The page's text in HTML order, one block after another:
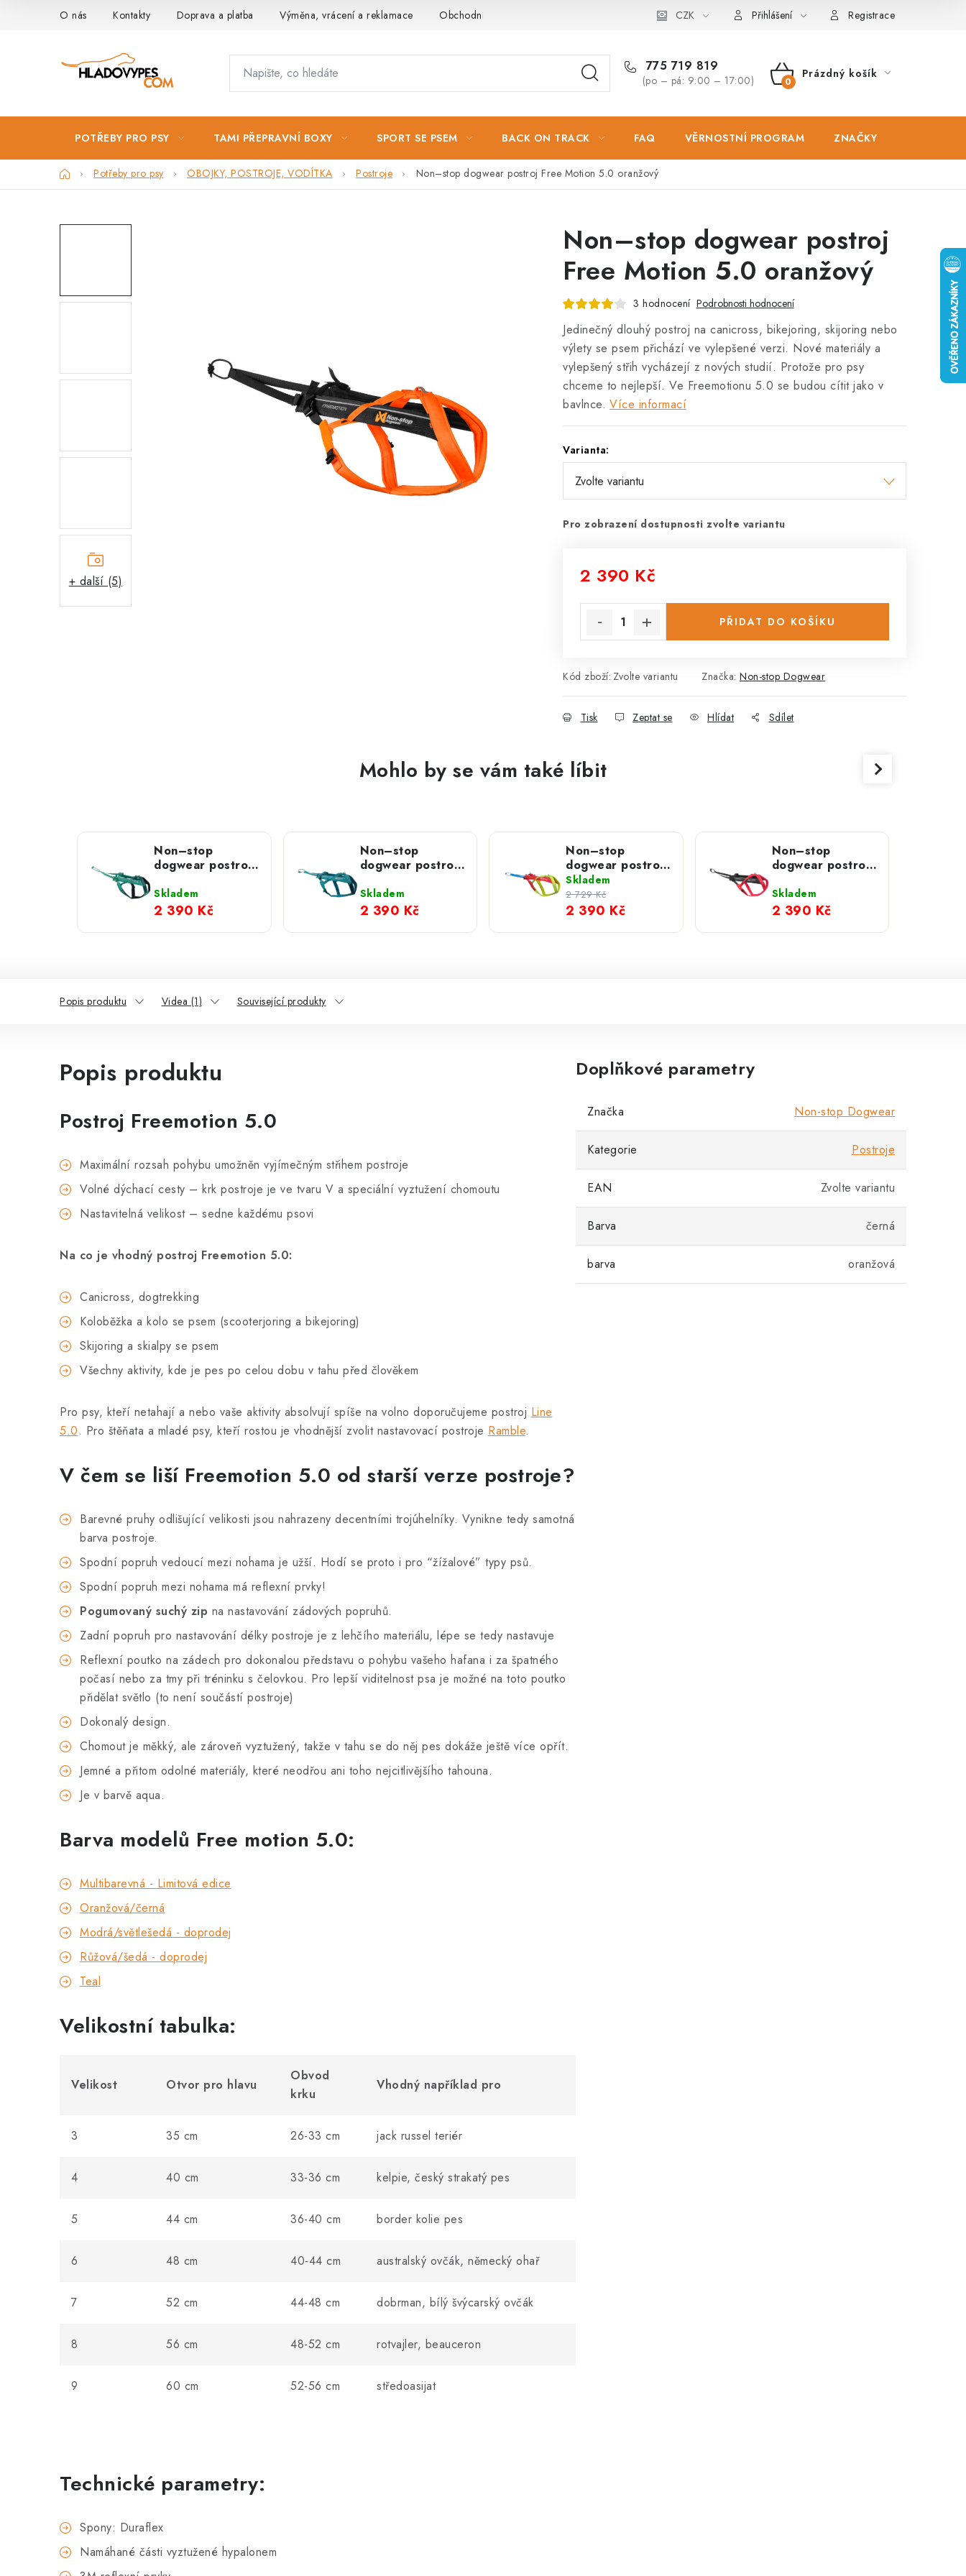
O nás Kontakty Doprava a platba Výměna, vrácení a reklamace Obchodní podmínky Podmínky ochrany osobních údajů Zásady použivání souboru cookies
CZK Přihlášení Registrace
775 719 819
(po – pá: 9:00 – 17:00)
NÁKUPNÍ
Prázdný košík
POTŘEBY PRO PSY TAMI PŘEPRAVNÍ BOXY SPORT SE PSEM BACK ON TRACK FAQ VĚRNOSTNÍ PROGRAM ZNAČKY
DomůPotřeby pro psy OBOJKY, POSTROJE, VODÍTKA Postroje Non–stop dogwear postroj Free Motion 5.0 oranžový
+ další (5)
Non–stop dogwear postroj
Free Motion 5.0 oranžový
3 hodnocení Podrobnosti hodnocení
Jedinečný dlouhý postroj na canicross, bikejoring, skijoring nebo
výlety se psem přichází ve vylepšené verzi. Nové materiály a
vylepšený střih vycházejí z nových studií. Protože pro psy
chceme to nejlepší. Ve Freemotionu 5.0 se budou cítit jako v
bavlnce. Více informací
Varianta:
Pro zobrazení dostupnosti zvolte variantu
2 390 Kč
PŘIDAT DO KOŠÍKU
Kód zboží: Zvolte variantu Značka: Non-stop Dogwear
Tisk Zeptat se Hlídat Sdílet
Mohlo by se vám také líbit
Non–stop
dogwear postroj
aqua
Skladem
2 390 Kč
Non–stop
dogwear postroj
teal
Skladem
2 390 Kč
Non–stop
dogwear postroj
Free Motion 5.0
LIMITED
EDITION
Skladem
2 390 Kč
2 729 Kč
Non–stop
dogwear postroj
růžový
Skladem
2 390 Kč
Popis produktu Videa (1) Související produkty
Popis produktu
Postroj Freemotion 5.0
Maximální rozsah pohybu umožněn vyjímečným střihem postroje
Volné dýchací cesty – krk postroje je ve tvaru V a speciální vyztužení chomoutu
Nastavitelná velikost – sedne každému psovi
Na co je vhodný postroj Freemotion 5.0:
Canicross, dogtrekking
Koloběžka a kolo se psem (scooterjoring a bikejoring)
Skijoring a skialpy se psem
Všechny aktivity, kde je pes po celou dobu v tahu před člověkem
Pro psy, kteří netahají a nebo vaše aktivity absolvují spíše na volno doporučujeme postroj Line
5.0. Pro štěňata a mladé psy, kteří rostou je vhodnější zvolit nastavovací postroje Ramble.
V čem se liší Freemotion 5.0 od starší verze postroje?
Barevné pruhy odlišující velikosti jsou nahrazeny decentními trojúhelníky. Vynikne tedy samotná
barva postroje.
Spodní popruh vedoucí mezi nohama je užší. Hodí se proto i pro “žížalové” typy psů.
Spodní popruh mezi nohama má reflexní prvky!
Pogumovaný suchý zip na nastavování zádových popruhů.
Zadní popruh pro nastavování délky postroje je z lehčího materiálu, lépe se tedy nastavuje
Reflexní poutko na zádech pro dokonalou představu o pohybu vašeho hafana i za špatného
počasí nebo za tmy při tréninku s čelovkou. Pro lepší viditelnost psa je možné na toto poutko
přidělat světlo (to není součástí postroje)
Dokonalý design.
Chomout je měkký, ale zároveň vyztužený, takže v tahu se do něj pes dokáže ještě více opřít.
Jemné a přitom odolné materiály, které neodřou ani toho nejcitlivějšího tahouna.
Je v barvě aqua.
Barva modelů Free motion 5.0:
Multibarevná - Limitová edice
Oranžová/černá
Modrá/světlešedá - doprodej
Růžová/šedá - doprodej
Teal
Velikostní tabulka:
Velikost Otvor pro hlavu
Obvod
krku
Vhodný například pro
3 35 cm 26-33 cm jack russel teriér
4 40 cm 33-36 cm kelpie, český strakatý pes
5 44 cm 36-40 cm border kolie pes
6 48 cm 40-44 cm australský ovčák, německý ohař
7 52 cm 44-48 cm dobrman, bílý švýcarský ovčák
8 56 cm 48-52 cm rotvajler, beauceron
9 60 cm 52-56 cm středoasijat
Technické parametry:
Spony: Duraflex
Namáhané části vyztužené hypalonem
Doplňkové parametry
Značka Non-stop Dogwear
Kategorie Postroje
EAN Zvolte variantu
Barva černá
barva oranžová